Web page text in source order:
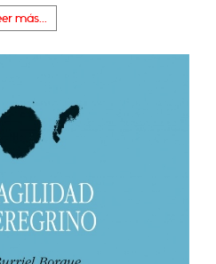
más...